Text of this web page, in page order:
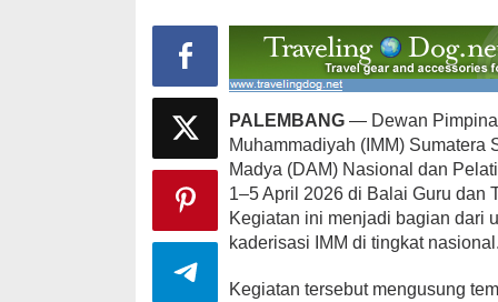
PALEMBANG — Dewan
Muhammadiyah (IMM) Sumatera
Madya (DAM) Nasional dan
1–5 April 2026 di Balai Guru dan
Kegiatan ini menjadi bagian dari
kaderisasi IMM di tingkat nasional.
Kegiatan tersebut mengusung